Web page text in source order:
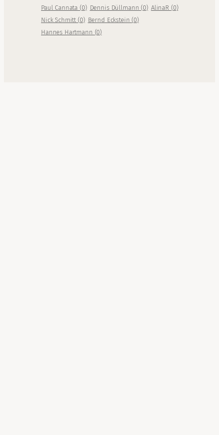
Paul Cannata(0) Dennis Düllmann(0) AlinaR (0)
Nick Schmitt(0) Bernd Eckstein(0)
Hannes Hartmann (0)